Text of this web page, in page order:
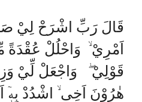
قَالَ رَبِّ اشْرَحْ لِيْ
اَمْرِيْ ۙ وَاحْلُلْ عُقْدَةً
قَوْلِيْ ۖ وَاجْعَلْ لِّيْ
هٰرُوْنَ اَخِى ۙ اشْدُدْ بِهٖٓ